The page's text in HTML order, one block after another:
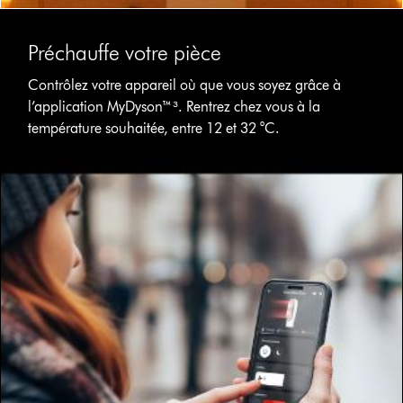
Préchauffe votre pièce
Contrôlez votre appareil où que vous soyez grâce à
l’application MyDyson™³. Rentrez chez vous à la
température souhaitée, entre 12 et 32 °C.